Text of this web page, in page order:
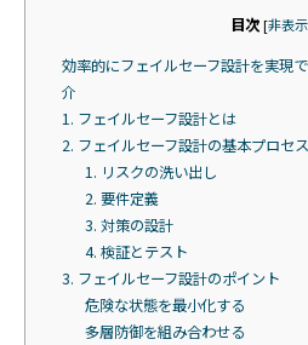
目次[非表示
効率的にフェイルセーフ設計を実現
介
1. フェイルセーフ設計とは
2. フェイルセーフ設計の基本プロセス
1. リスクの洗い出し
2. 要件定義
3. 対策の設計
4. 検証とテスト
3. フェイルセーフ設計のポイント
危険な状態を最小化する
多層防御を組み合わせる